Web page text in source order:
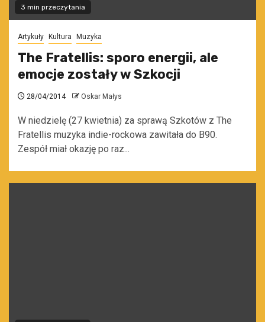
3 min przeczytania
Artykuły Kultura Muzyka
The Fratellis: sporo energii, ale
emocje zostały w Szkocji
28/04/2014 Oskar Małys
W niedzielę (27 kwietnia) za sprawą Szkotów z The
Fratellis muzyka indie-rockowa zawitała do B90.
Zespół miał okazję po raz...